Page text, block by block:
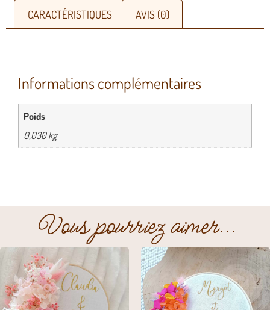
CARACTÉRISTIQUES AVIS (0)
Informations complémentaires
Poids
0,030 kg
Vous pourriez aimer...